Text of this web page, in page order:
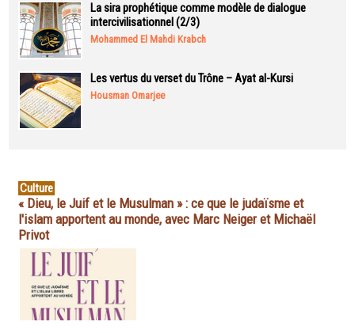
La sira prophétique comme modèle de dialogue
intercivilisationnel (2/3)
Mohammed El Mahdi Krabch
Les vertus du verset du Trône – Ayat al-Kursi
Housman Omarjee
Culture
« Dieu, le Juif et le Musulman » : ce que le judaïsme et
l'islam apportent au monde, avec Marc Neiger et Michaël
Privot